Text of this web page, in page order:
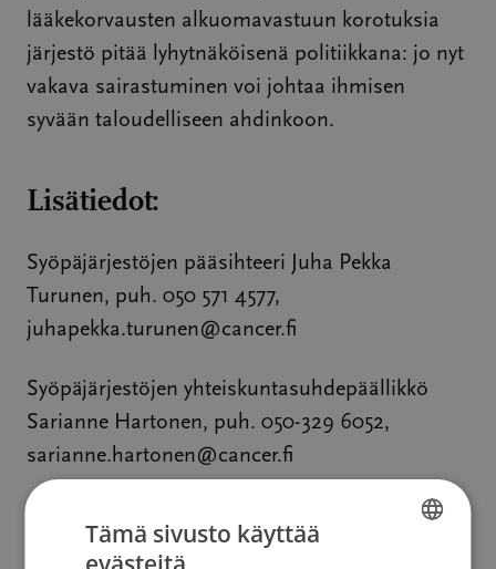
lääkekorvausten alkuomavastuun korotuksia
järjestö pitää lyhytnäköisenä politiikkana: jo nyt
vakava sairastuminen voi johtaa ihmisen
syvään taloudelliseen ahdinkoon.
Lisätiedot:
Syöpäjärjestöjen pääsihteeri Juha Pekka
Turunen, puh. 050 571 4577,
juhapekka.turunen@cancer.fi
Syöpäjärjestöjen yhteiskuntasuhdepäällikkö
Sarianne Hartonen, puh. 050-329 6052,
sarianne.hartonen@cancer.fi
Tämä sivusto käyttää